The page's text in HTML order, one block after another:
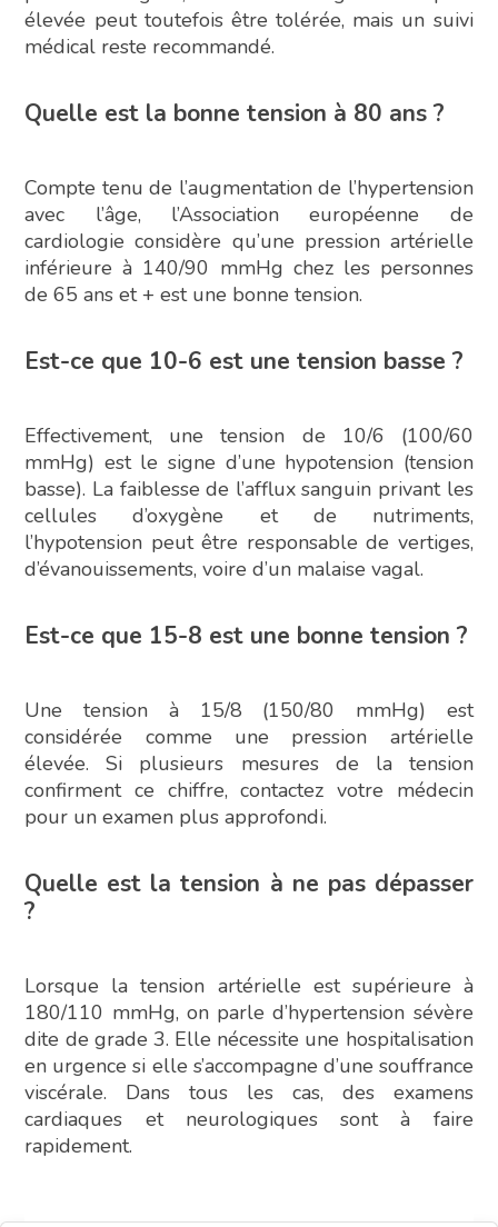
élevée peut toutefois être tolérée, mais un suivi
médical reste recommandé.
Quelle est la bonne tension à 80 ans ?
Compte tenu de l’augmentation de l’hypertension
avec l’âge, l’Association européenne de
cardiologie considère qu’une pression artérielle
inférieure à 140/90 mmHg chez les personnes
de 65 ans et + est une bonne tension.
Est-ce que 10-6 est une tension basse ?
Effectivement, une tension de 10/6 (100/60
mmHg) est le signe d’une hypotension (tension
basse). La faiblesse de l’afflux sanguin privant les
cellules d’oxygène et de nutriments,
l’hypotension peut être responsable de vertiges,
d’évanouissements, voire d’un malaise vagal.
Est-ce que 15-8 est une bonne tension ?
Une tension à 15/8 (150/80 mmHg) est
considérée comme une pression artérielle
élevée. Si plusieurs mesures de la tension
confirment ce chiffre, contactez votre médecin
pour un examen plus approfondi.
Quelle est la tension à ne pas dépasser
?
Lorsque la tension artérielle est supérieure à
180/110 mmHg, on parle d’hypertension sévère
dite de grade 3. Elle nécessite une hospitalisation
en urgence si elle s’accompagne d’une souffrance
viscérale. Dans tous les cas, des examens
cardiaques et neurologiques sont à faire
rapidement.